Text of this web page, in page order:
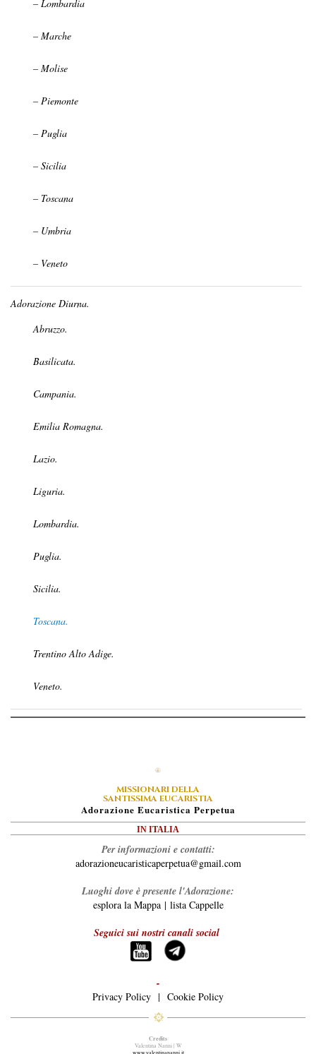
– Lombardia
– Marche
– Molise
– Piemonte
– Puglia
– Sicilia
– Toscana
– Umbria
– Veneto
Adorazione Diurna.
Abruzzo.
Basilicata.
Campania.
Emilia Romagna.
Lazio.
Liguria.
Lombardia.
Puglia.
Sicilia.
Toscana.
Trentino Alto Adige.
Veneto.
MISSIONARI DELLA
SANTISSIMA EUCARISTIA
ADorazione EUcaristica PErpetua
IN ITALIA
Per informazioni e contatti:
adorazioneucaristicaperpetua@gmail.com
Luoghi dove è presente l'Adorazione:
esplora la Mappa| lista Cappelle
Seguici sui nostri canali social
-
Privacy Policy | Cookie Policy
Credits
Valentina Nanni | W
www.valentinananni.it